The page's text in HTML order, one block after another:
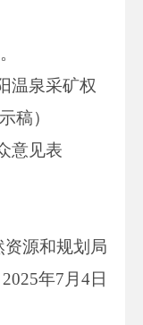
温泉采矿权
稿）
意见表
源和规划局
2025年7月4日